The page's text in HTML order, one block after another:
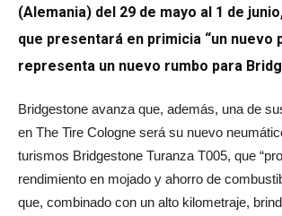
(Alemania) del 29 de mayo al 1 de
que presentará en primicia “un nuevo
representa un nuevo rumbo para
Bridgestone avanza que, además, una de
en The Tire Cologne será su nuevo
turismos Bridgestone Turanza T005, que
rendimiento en mojado y ahorro de
que, combinado con un alto kilometraje,